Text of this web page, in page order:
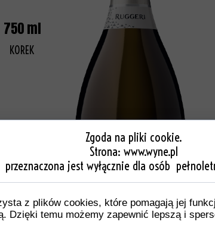
KOREK
750 ml
Zgoda na pliki cookie.
Strona: www.wyne.pl
przeznaczona jest wyłącznie dla osób
z plików cookies, które pomagają jej
Dzięki temu możemy zapewnić lepszą i